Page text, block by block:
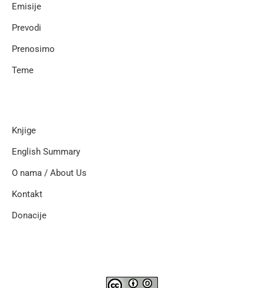
Emisije
Prevodi
Prenosimo
Teme
Knjige
English Summary
O nama / About Us
Kontakt
Donacije